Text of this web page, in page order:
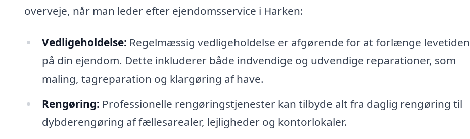
overveje, når man leder efter ejendomsservice i Harken:
Vedligeholdelse: Regelmæssig vedligeholdelse er afgørende for at forlænge levetiden
på din ejendom. Dette inkluderer både indvendige og udvendige reparationer, som
maling, tagreparation og klargøring af have.
Rengøring: Professionelle rengøringstjenester kan tilbyde alt fra daglig rengøring til
dybderengøring af fællesarealer, lejligheder og kontorlokaler.